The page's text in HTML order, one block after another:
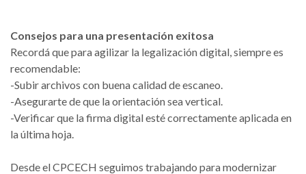
​Consejos para una presentación exitosa
​Recordá que para agilizar la legalización digital, siempre es
recomendable:
-​Subir archivos con buena calidad de escaneo.
-​Asegurarte de que la orientación sea vertical.
-​Verificar que la firma digital esté correctamente aplicada en
la última hoja.
​Desde el CPCECH seguimos trabajando para modernizar